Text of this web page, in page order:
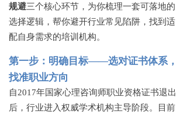
规避三个核心环节，为你梳理一套可落地的
选择逻辑，帮你避开行业常见陷阱，找到适
配自身需求的培训机构。
第一步：明确目标——选对证书体系，
找准职业方向
自2017年国家心理咨询师职业资格证书退出
后，行业进入权威学术机构主导阶段。目前